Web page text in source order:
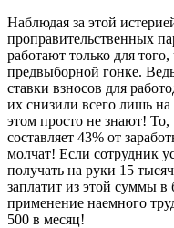
Наблюдая за этой
проправительственных
работают только для
предвыборной гонке.
ставки взносов для
их снизили всего лишь
этом просто не знают! То,
составляет 43% от
молчат! Если сотрудник
получать на руки 15
заплатит из этой суммы
применение наемного
500 в месяц!